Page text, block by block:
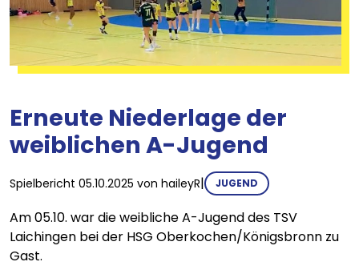
Erneute Niederlage der
weiblichen A-Jugend
Spielbericht 05.10.2025 von haileyR| JUGEND
Am 05.10. war die weibliche A-Jugend des TSV
Laichingen bei der HSG Oberkochen/Königsbronn zu
Gast.